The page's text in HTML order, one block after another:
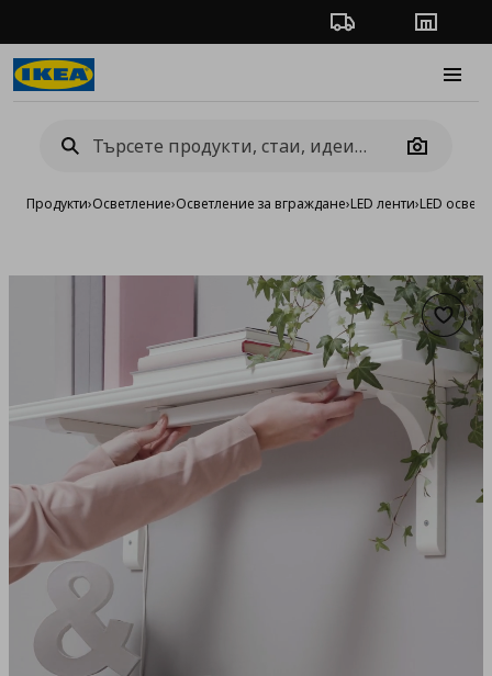
Проследяване на
Camera
Продукти›Осветление›Осветление за вграждане›LED ленти›LED